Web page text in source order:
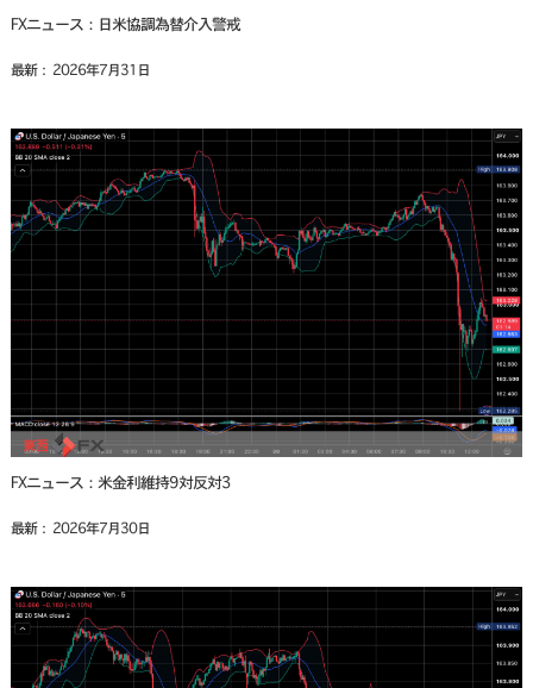
FXニュース：日米協調為替介入警戒
最新： 2026年7月31日
FXニュース：米金利維持9対反対3
最新： 2026年7月30日